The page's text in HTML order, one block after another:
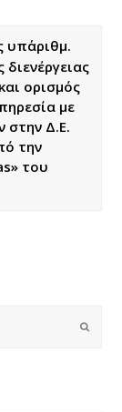
ορισμός
με
στην Δ.Ε.
την
του
Submit